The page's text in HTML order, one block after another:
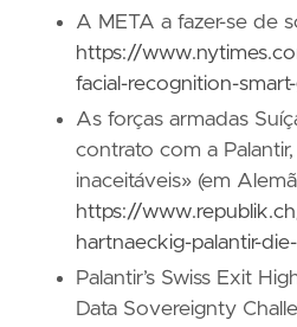
A META a fazer-se de
https://
facial-recognition-smart-
As forças armadas
contrato com a
inaceitáveis» (em
https://
hartnaeckig-palantir-
Palantir’s Swiss Exit
Data Sovereignty